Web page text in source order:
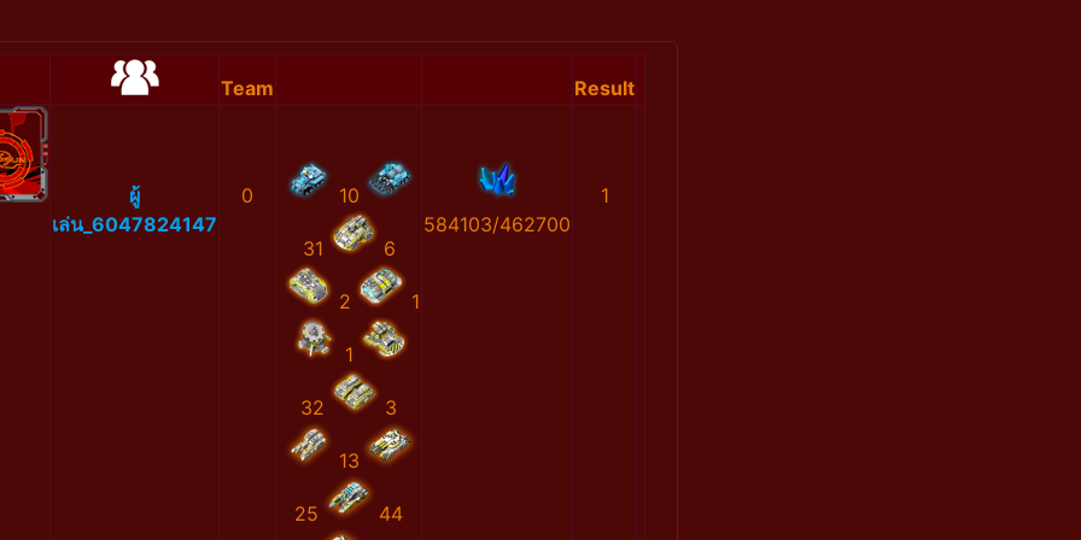
Team Result
ผู้
เล่น_6047824147
0 10
31 6
2 1
1
32 3
13
25 44
584103/462700
1